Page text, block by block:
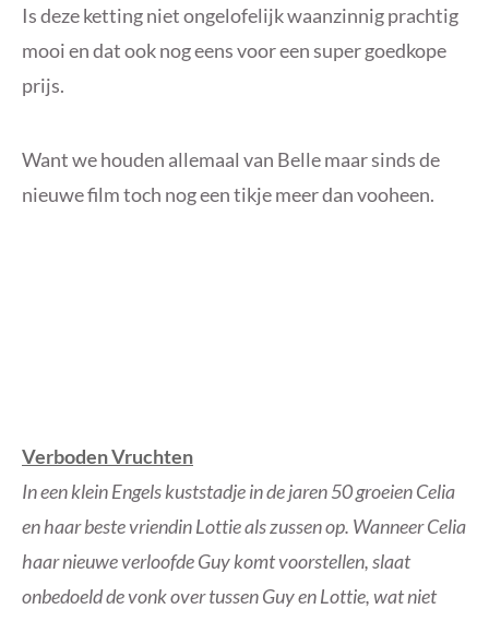
Is deze ketting niet ongelofelijk waanzinnig prachtig
mooi en dat ook nog eens voor een super goedkope
prijs.
Want we houden allemaal van Belle maar sinds de
nieuwe film toch nog een tikje meer dan vooheen.
Verboden Vruchten
In een klein Engels kuststadje in de jaren 50 groeien Celia
en haar beste vriendin Lottie als zussen op. Wanneer Celia
haar nieuwe verloofde Guy komt voorstellen, slaat
onbedoeld de vonk over tussen Guy en Lottie, wat niet